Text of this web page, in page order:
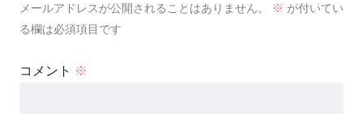
メールアドレスが公開されることはありません。 ※ が付いてい
る欄は必須項目です
コメント ※